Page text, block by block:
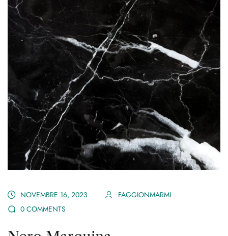
NOVEMBRE 16, 2023
FAGGIONMARMI
0 COMMENTS